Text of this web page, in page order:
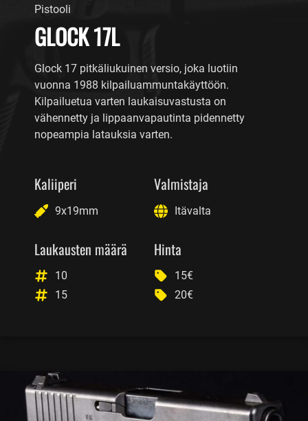
Pistooli
GLOCK 17L
Glock 17 pitkäliukuinen versio, joka luotiin
vuonna 1988 kilpailuammuntakäyttöön.
Kilpailuetua varten laukaisuvastusta on
vähennetty ja lippaanvapautinta pidennetty
nopeampia latauksia varten.
Kaliiperi
9x19mm
Valmistaja
Itävalta
Laukausten määrä
10
15
Hinta
15€
20€